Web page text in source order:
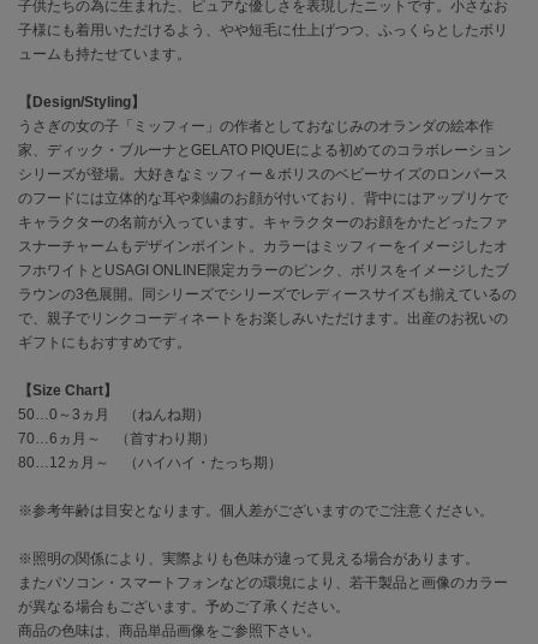
CONVERSE
コンバース
DANSKIN
ダンスキン
EIMY ISTOIRE
エイミー イストワール
emmi
エミ
emmi atelier
エミ アトリエ
emmi yoga
ey
アイ
子供たちの為に生まれた、ピュアな優しさを表現したニットです。小さなお
子様にも着用いただけるよう、やや短毛に仕上げつつ、ふっくらとしたボリ
ュームも持たせています。
【Design/Styling】
うさぎの女の子「ミッフィー」の作者としておなじみのオランダの絵本作
家、ディック・ブルーナとGELATO PIQUEによる初めてのコラボレーション
シリーズが登場。大好きなミッフィー＆ボリスのベビーサイズのロンパース
のフードには立体的な耳や刺繍のお顔が付いており、背中にはアップリケで
キャラクターの名前が入っています。キャラクターのお顔をかたどったファ
スナーチャームもデザインポイント。カラーはミッフィーをイメージしたオ
フホワイトとUSAGI ONLINE限定カラーのピンク、ボリスをイメージしたブ
ラウンの3色展開。同シリーズでシリーズでレディースサイズも揃えているの
で、親子でリンクコーディネートをお楽しみいただけます。出産のお祝いの
ギフトにもおすすめです。
【Size Chart】
50…0～3ヵ月 （ねんね期）
70…6ヵ月～ （首すわり期）
80…12ヵ月～ （ハイハイ・たっち期）
※参考年齢は目安となります。個人差がございますのでご注意ください。
※照明の関係により、実際よりも色味が違って見える場合があります。
またパソコン・スマートフォンなどの環境により、若干製品と画像のカラー
が異なる場合もございます。予めご了承ください。
商品の色味は、商品単品画像をご参照下さい。